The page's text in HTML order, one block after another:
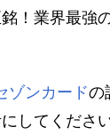
！業界最強
ゾンカードの
してください